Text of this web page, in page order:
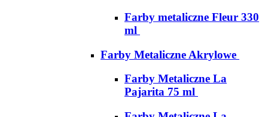
Farby metaliczne Fleur 330
ml
Farby Metaliczne Akrylowe
Farby Metaliczne La
Pajarita 75 ml